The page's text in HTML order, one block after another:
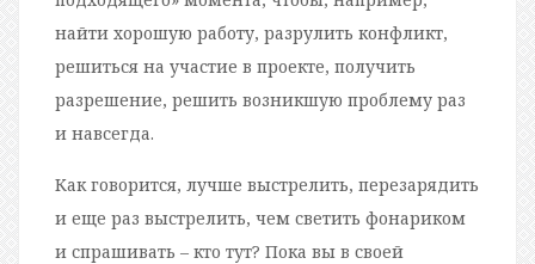
найти хорошую работу, разрулить конфликт,
решиться на участие в проекте, получить
разрешение, решить возникшую проблему раз
и навсегда.
Как говорится, лучше выстрелить, перезарядить
и еще раз выстрелить, чем светить фонариком
и спрашивать – кто тут? Пока вы в своей